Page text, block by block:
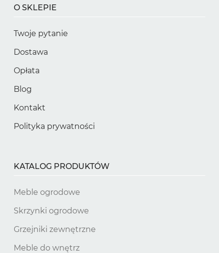
O SKLEPIE
Twoje pytanie
Dostawa
Opłata
Blog
Kontakt
Polityka prywatności
KATALOG PRODUKTÓW
Meble ogrodowe
Skrzynki ogrodowe
Grzejniki zewnętrzne
Meble do wnętrz